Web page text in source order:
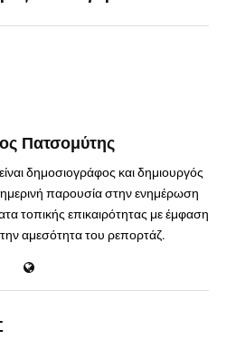
Πατσομύτης
δημοσιογράφος και δημιουργός
παρουσία στην ενημέρωση
τοπικής επικαιρότητας με έμφαση
την αμεσότητα του ρεπορτάζ.